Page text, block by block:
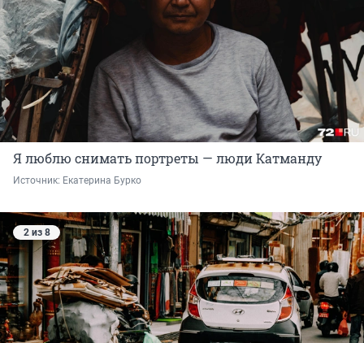
Я люблю снимать портреты — люди Катманду
Источник: Екатерина Бурко
2 из 8